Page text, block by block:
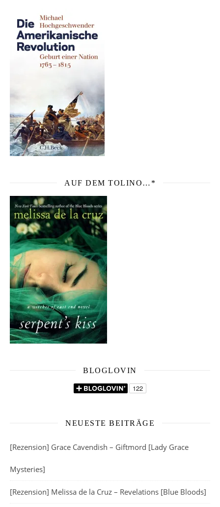
AUF DEM TOLINO…*
BLOGLOVIN
NEUESTE BEITRÄGE
[Rezension] Grace Cavendish – Giftmord [Lady Grace
Mysteries]
[Rezension] Melissa de la Cruz – Revelations [Blue Bloods]